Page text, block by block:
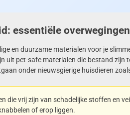
essentiële overwegingen
en duurzame materialen voor je
uit pet-safe materialen die bestand zijn
onder nieuwsgierige huisdieren
die vrij zijn van schadelijke stoffen en
of erop liggen.